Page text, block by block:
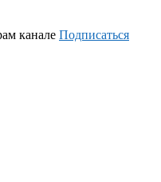
канале Подписаться